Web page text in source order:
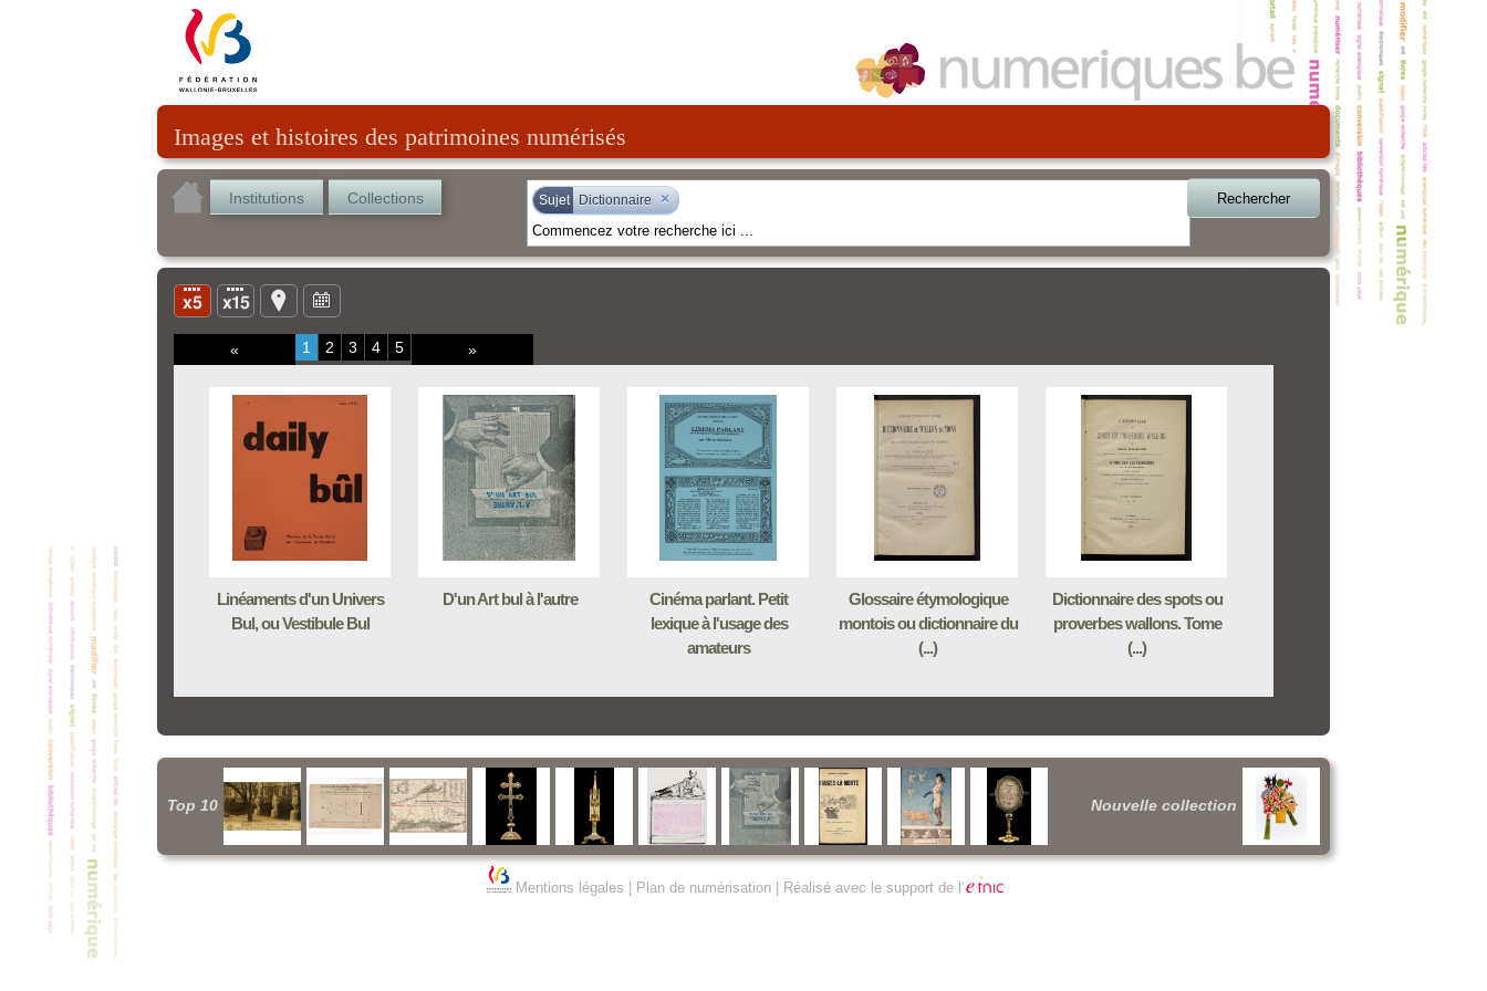
Images et histoires des patrimoines numérisés
Institutions Collections Sujet Dictionnaire × Rechercher
« 1 2 3 4 5 »
Linéaments d'un Univers
Bul, ou Vestibule Bul
D'un Art bul à l'autre
Cinéma parlant. Petit
lexique à l'usage des
amateurs
Glossaire étymologique
montois ou dictionnaire du
(...)
Dictionnaire des spots ou
proverbes wallons. Tome
(...)
Top 10 Nouvelle collection
Mentions légales Plan de numérisation| Réalisé avec le support de l'